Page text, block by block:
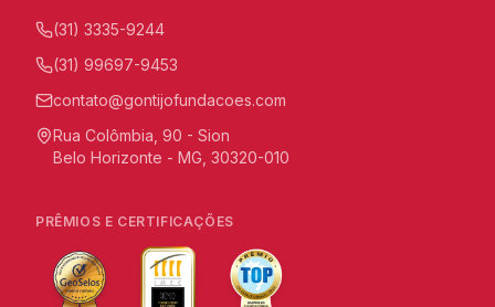
(31) 3335-9244
(31) 99697-9453
contato@gontijofundacoes.com
Rua Colômbia, 90 - Sion
Belo Horizonte - MG, 30320-010
PRÊMIOS E CERTIFICAÇÕES